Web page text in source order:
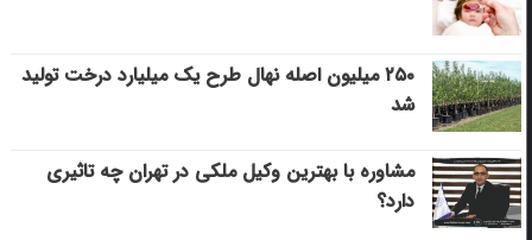
۲۵۰ میلیون اصله نهال طرح یک میلیارد درخت تولید
شد
مشاوره با بهترین وکیل ملکی در تهران چه تاثیری
دارد؟